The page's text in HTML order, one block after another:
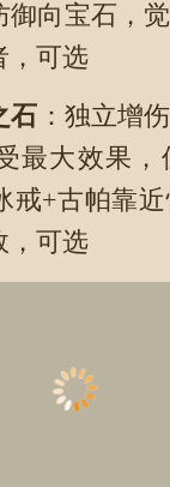
御向宝石，
，可选
石 ：独立增
最大效果，
戒+古帕靠
，可选